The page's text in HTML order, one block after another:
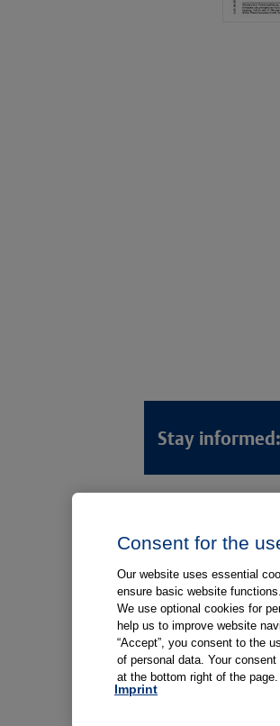
Stay
Anamnese von
Aufnahme von
Aufklärung von
Kliniken
Medizinische
Arztpraxen
Consent for the
Our website uses essential
ensure basic website functions.
We use optional cookies for
help us to improve website
“Accept”, you consent to the
of personal data. Your
at the bottom right of the
Imprint